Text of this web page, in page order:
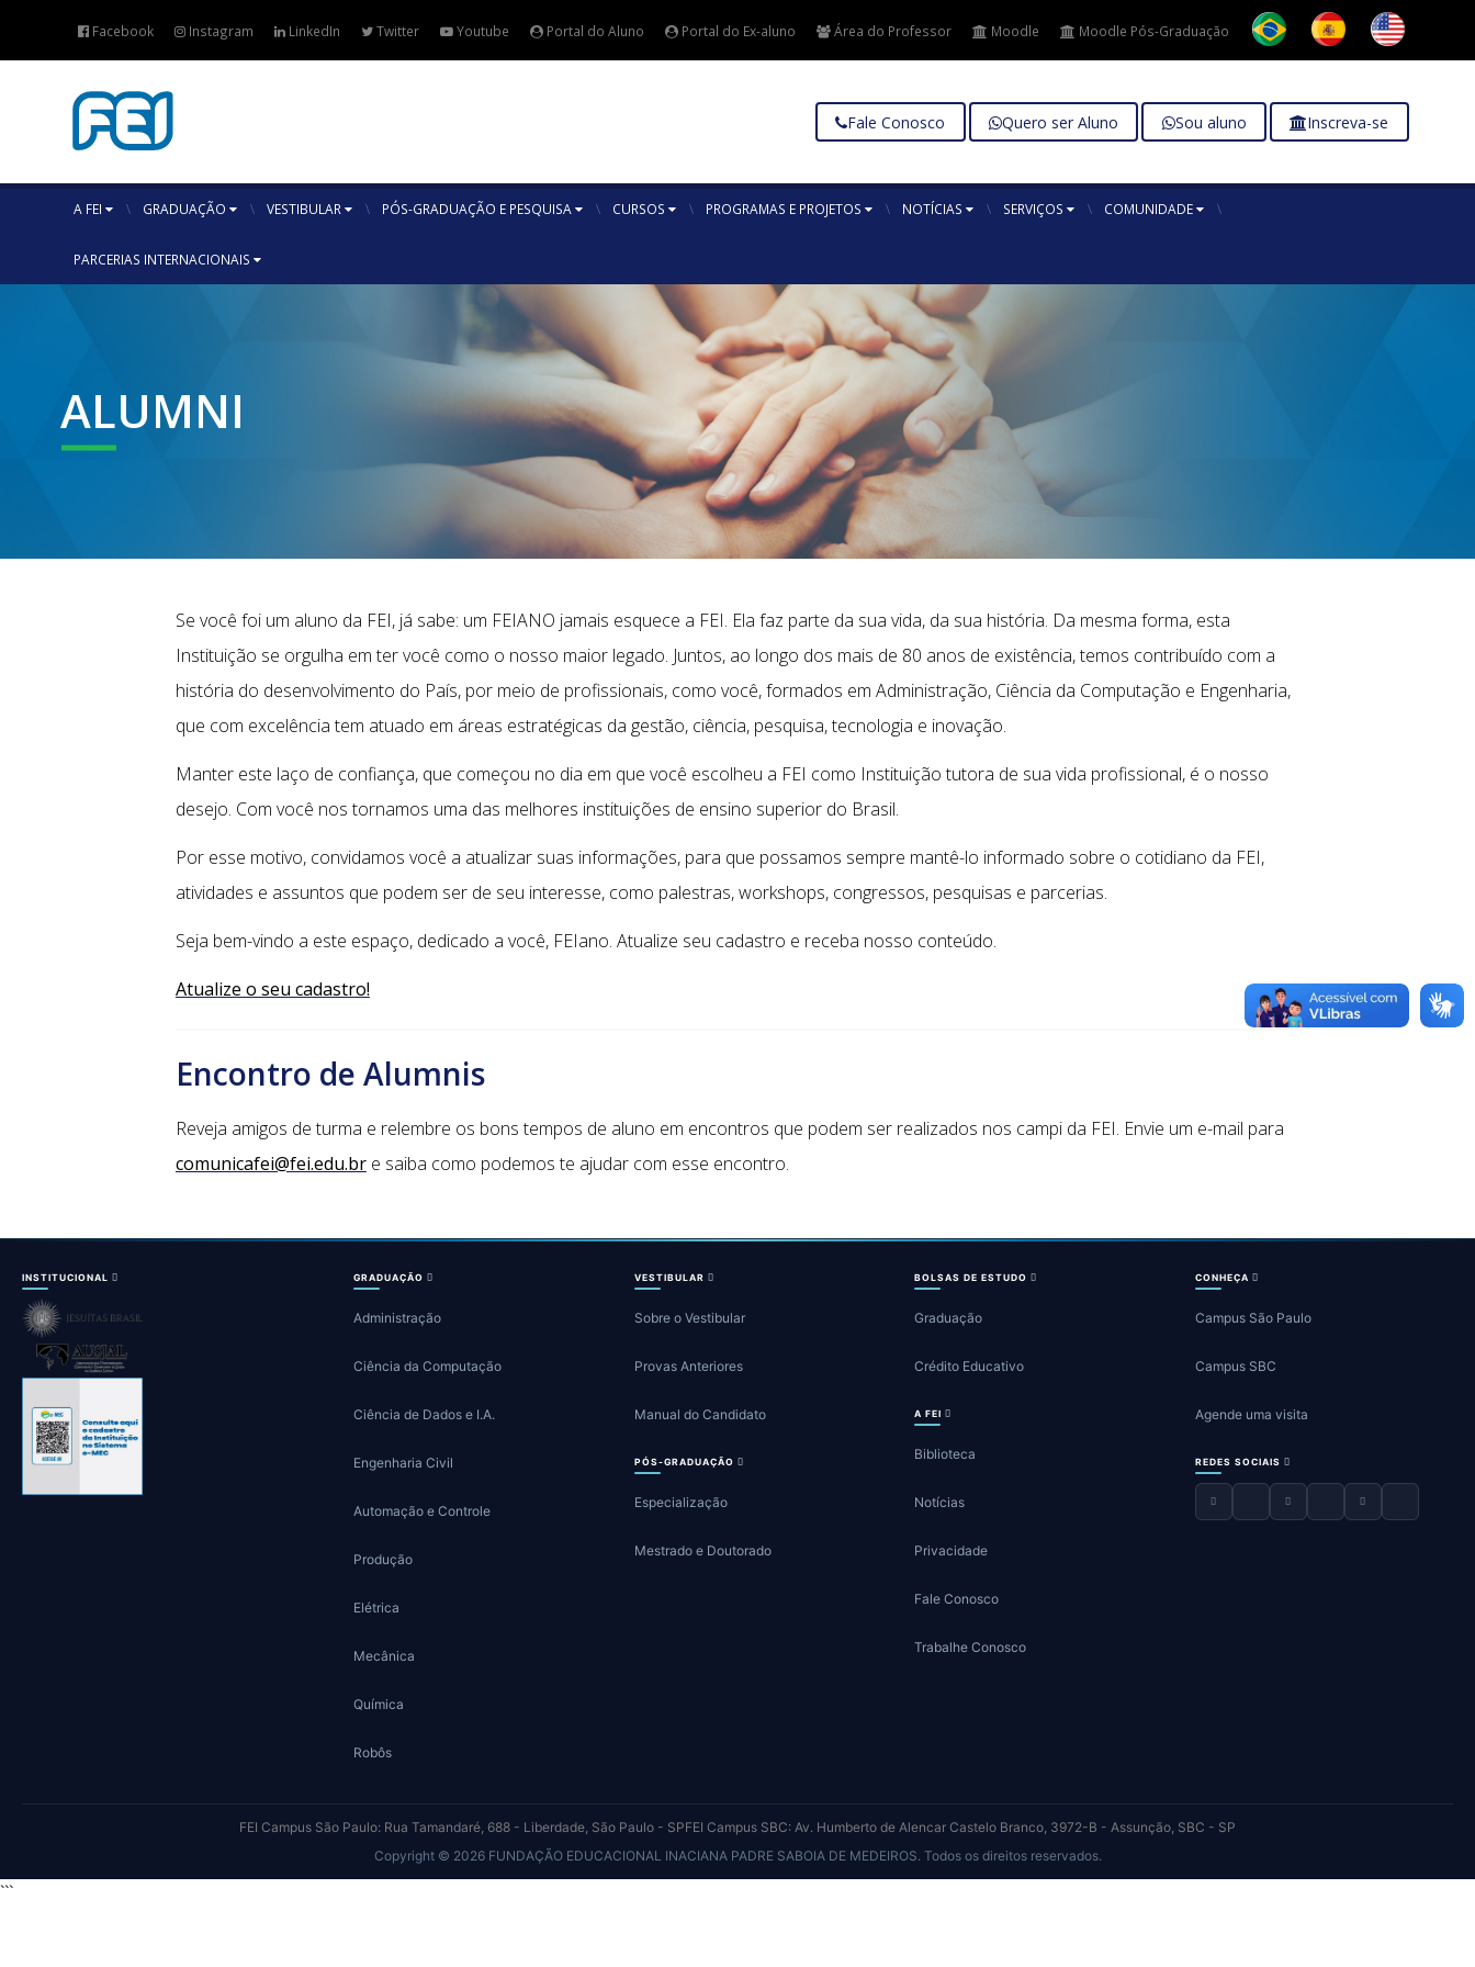
Facebook Instagram LinkedIn Twitter Youtube Portal do Aluno Portal do Ex-aluno Área do Professor Moodle Moodle Pós-Graduação
Fale Conosco Quero ser Aluno Sou aluno Inscreva-se
A FEI GRADUAÇÃO VESTIBULAR PÓS-GRADUAÇÃO E PESQUISA CURSOS PROGRAMAS E PROJETOS NOTÍCIAS SERVIÇOS COMUNIDADE
PARCERIAS INTERNACIONAIS
ALUMNI
Se você foi um aluno da FEI, já sabe: um FEIANO jamais esquece a FEI. Ela faz parte da sua vida, da sua história. Da mesma forma, esta
Instituição se orgulha em ter você como o nosso maior legado. Juntos, ao longo dos mais de 80 anos de existência, temos contribuído com a
história do desenvolvimento do País, por meio de profissionais, como você, formados em Administração, Ciência da Computação e Engenharia,
que com excelência tem atuado em áreas estratégicas da gestão, ciência, pesquisa, tecnologia e inovação.
Manter este laço de confiança, que começou no dia em que você escolheu a FEI como Instituição tutora de sua vida profissional, é o nosso
desejo. Com você nos tornamos uma das melhores instituições de ensino superior do Brasil.
Por esse motivo, convidamos você a atualizar suas informações, para que possamos sempre mantê-lo informado sobre o cotidiano da FEI,
atividades e assuntos que podem ser de seu interesse, como palestras, workshops, congressos, pesquisas e parcerias.
Seja bem-vindo a este espaço, dedicado a você, FEIano. Atualize seu cadastro e receba nosso conteúdo.
Atualize o seu cadastro!
Encontro de Alumnis
Reveja amigos de turma e relembre os bons tempos de aluno em encontros que podem ser realizados nos campi da FEI. Envie um e-mail para
comunicafei@fei.edu.bre saiba como podemos te ajudar com esse encontro.
INSTITUCIONAL GRADUAÇÃO
Administração
Ciência da Computação
Ciência de Dados e I.A.
Engenharia Civil
Automação e Controle
Produção
Elétrica
Mecânica
Química
Robôs
VESTIBULAR
Sobre o Vestibular
Provas Anteriores
Manual do Candidato
PÓS-GRADUAÇÃO
Especialização
Mestrado e Doutorado
BOLSAS DE ESTUDO
Graduação
Crédito Educativo
A FEI
Biblioteca
Notícias
Privacidade
Fale Conosco
Trabalhe Conosco
CONHEÇA
Campus São Paulo
Campus SBC
Agende uma visita
REDES SOCIAIS
FEI Campus São Paulo: Rua Tamandaré, 688 - Liberdade, São Paulo - SPFEI Campus SBC: Av. Humberto de Alencar Castelo Branco, 3972-B - Assunção, SBC - SP
Copyright © 2026 FUNDAÇÃO EDUCACIONAL INACIANA PADRE SABOIA DE MEDEIROS. Todos os direitos reservados.
```